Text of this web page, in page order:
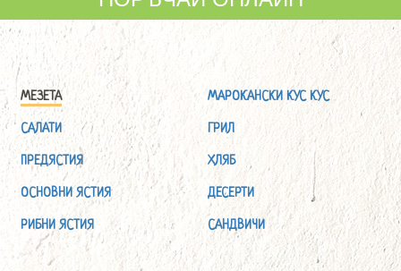
МЕЗЕТА
САЛАТИ
ПРЕДЯСТИЯ
ОСНОВНИ ЯСТИЯ
РИБНИ ЯСТИЯ
МАРОКАНСКИ КУС КУС
ГРИЛ
ХЛЯБ
ДЕСЕРТИ
САНДВИЧИ